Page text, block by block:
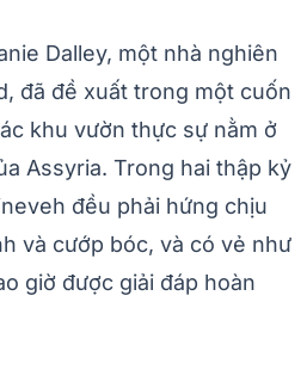
Dalley, một nhà nghiên
đã đề xuất trong một cuốn
khu vườn thực sự nằm ở
Assyria. Trong hai thập kỷ
đều phải hứng chịu
và cướp bóc, và có vẻ như
giờ được giải đáp hoàn